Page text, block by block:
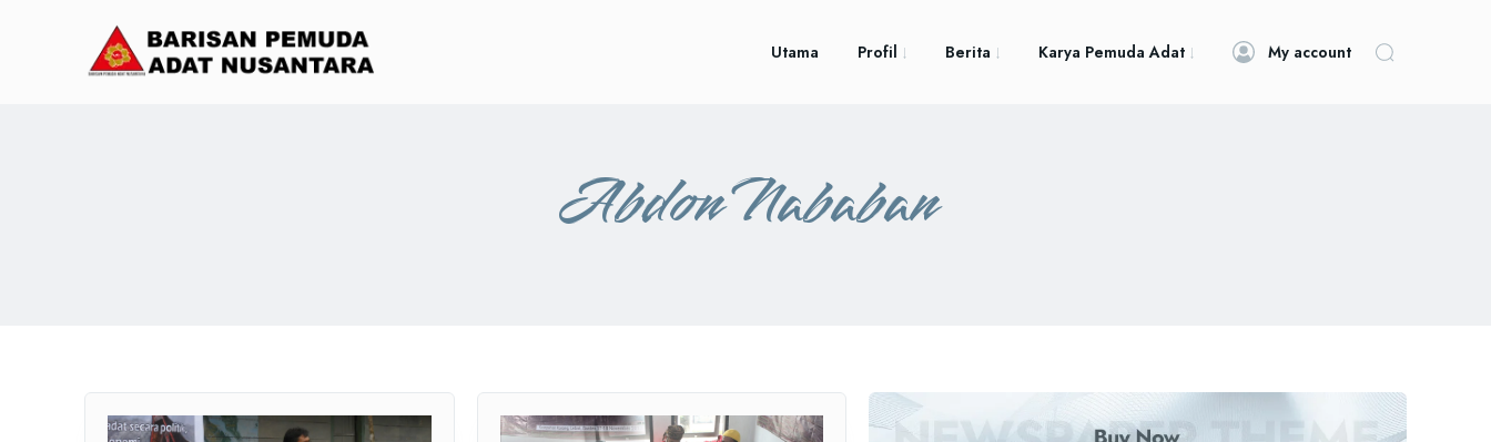
Utama Profil Berita Karya Pemuda Adat My account
Abdon Nababan